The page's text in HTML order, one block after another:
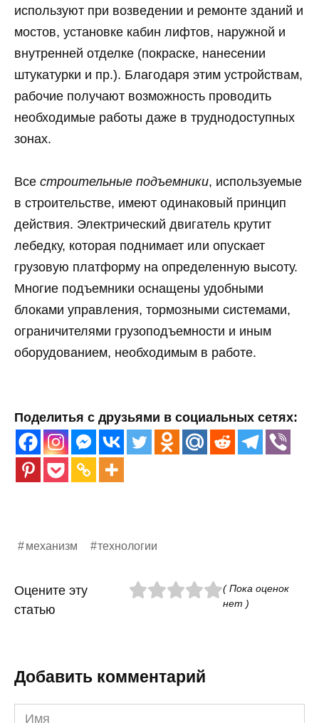
используют при возведении и ремонте зданий и
мостов, установке кабин лифтов, наружной и
внутренней отделке (покраске, нанесении
штукатурки и пр.). Благодаря этим устройствам,
рабочие получают возможность проводить
необходимые работы даже в труднодоступных
зонах.
Все строительные подъемники, используемые
в строительстве, имеют одинаковый принцип
действия. Электрический двигатель крутит
лебедку, которая поднимает или опускает
грузовую платформу на определенную высоту.
Многие подъемники оснащены удобными
блоками управления, тормозными системами,
ограничителями грузоподъемности и иным
оборудованием, необходимым в работе.
Поделитья с друзьями в социальных сетях:
механизм технологии
Оцените эту
статью
( Пока оценок
нет )
Добавить комментарий
Имя